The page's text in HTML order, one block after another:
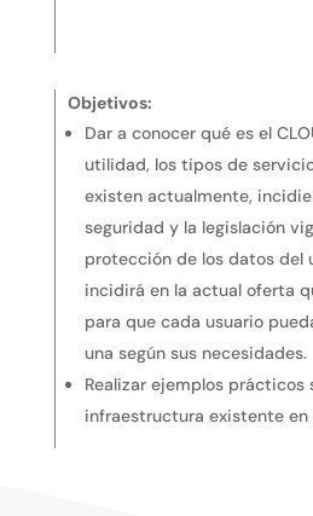
Objetivos:
Dar a conocer qué es el
utilidad, los tipos de
existen actualmente,
seguridad y la legislación
protección de los datos del
incidirá en la actual oferta
para que cada usuario
una según sus necesidades.
Realizar ejemplos prácticos
infraestructura existente